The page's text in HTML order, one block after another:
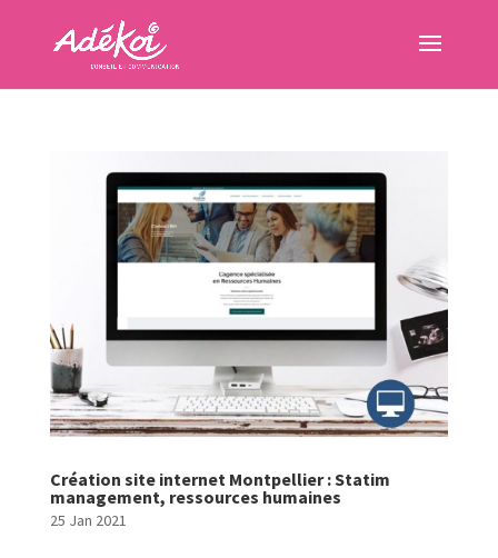
Création site internet Montpellier : Statim
management, ressources humaines
25 Jan 2021